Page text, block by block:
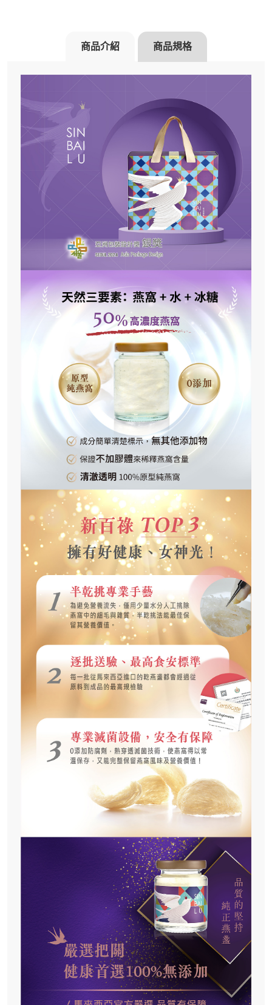
商品介紹 商品規格